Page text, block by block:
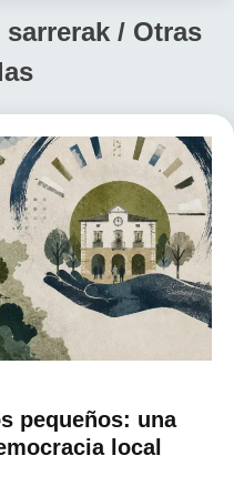
/ Otras
pequeños: una
local